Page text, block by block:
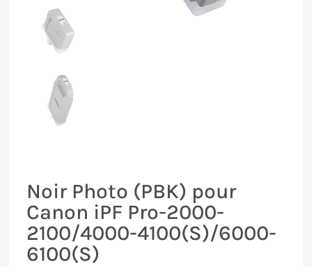
Noir Photo (PBK) pour
Canon iPF Pro-2000-
2100/4000-4100(S)/6000-
6100(S)